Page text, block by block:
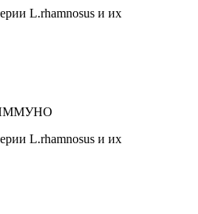
L.rhamnosus и их
ИММУНО
L.rhamnosus и их